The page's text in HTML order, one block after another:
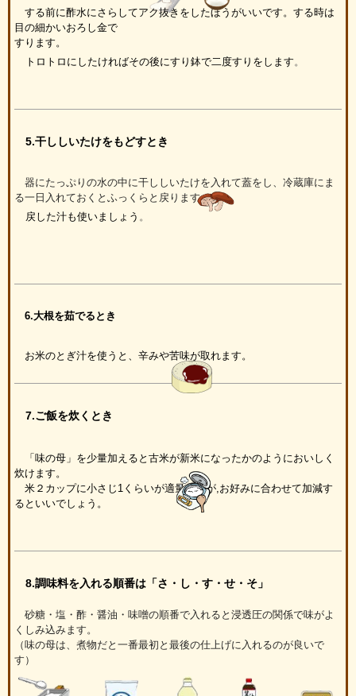
する前に酢水にさらしてアク抜きをしたほうがいいです。する時は
目の細かいおろし金で
すります。
トロトロにしたければその後にすり鉢で二度すりをします。
5.干ししいたけをもどすとき
器にたっぷりの水の中に干ししいたけを入れて蓋をし、冷蔵庫にま
る一日入れておくとふっくらと戻ります。
戻した汁も使いましょう 。
6.大根を茹でるとき
お米のとぎ汁を使うと、辛みや苦味が取れます。
7.ご飯を炊くとき
「味の母」を少量加えると古米が新米になったかのようにおいしく
炊けます。
米２カップに小さじ1くらいが適量ですが,お好みに合わせて加減す
るといいでしょう。
8.調味料を入れる順番は「さ・し・す・せ・そ」
砂糖・塩・酢・醤油・味噌の順番で入れると浸透圧の関係で味がよ
くしみ込みます。
（味の母は、煮物だと一番最初と最後の仕上げに入れるのが良いで
す）